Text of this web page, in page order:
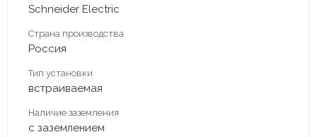
Schneider Electric
Страна производства
Россия
Тип установки
встраиваемая
Наличие заземления
с заземлением